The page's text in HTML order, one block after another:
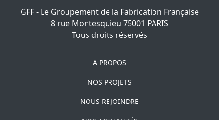
GFF - Le Groupement de la Fabrication Française
8 rue Montesquieu 75001 PARIS
Tous droits réservés
A PROPOS
NOS PROJETS
NOUS REJOINDRE